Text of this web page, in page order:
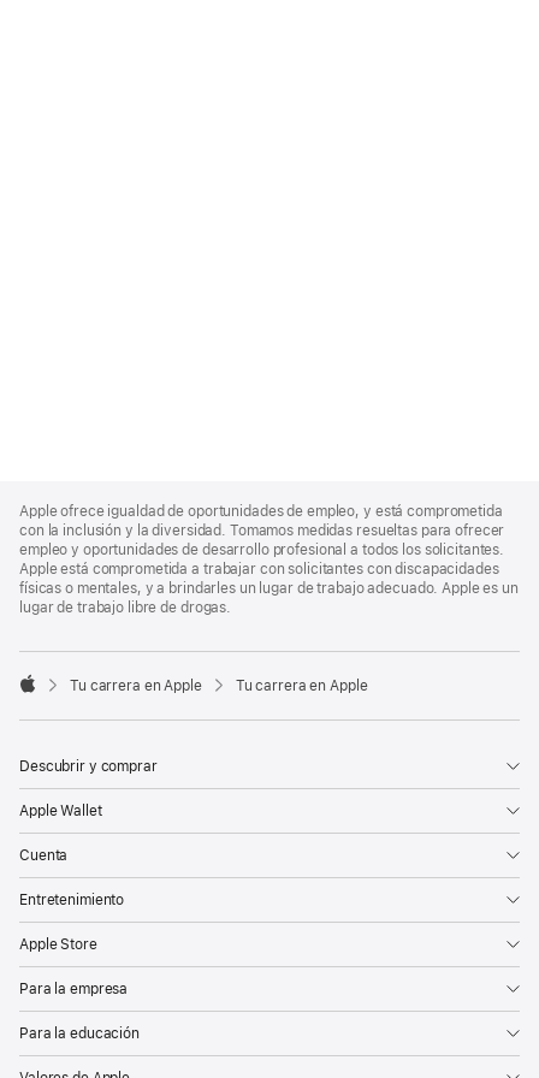
Footer
Apple ofrece igualdad de oportunidades de empleo, y está comprometida
con la inclusión y la diversidad. Tomamos medidas resueltas para ofrecer
empleo y oportunidades de desarrollo profesional a todos los solicitantes.
Apple está comprometida a trabajar con solicitantes con discapacidades
físicas o mentales, y a brindarles un lugar de trabajo adecuado. Apple es un
lugar de trabajo libre de drogas.

Tu carrera en Apple Tu carrera en Apple
Descubrir y comprar
Apple Wallet
Cuenta
Entretenimiento
Apple Store
Para la empresa
Para la educación